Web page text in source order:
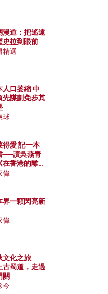
漫道：把遙遠
史拉到眼前
精選
人口萎縮 中
先謀劃免步其
球
得愛 記一本
──讀吳燕青
在香港的離島
》
偉
界一顆閃亮新
偉
文化之旅──
古蜀道，走過
關
今